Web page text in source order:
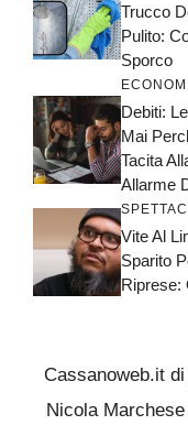
Trucco
Pulito:
Sporco
Debiti:
Mai
Tacita
Allarme
Vite Al
Sparito
Riprese:
Cassanoweb.it
Nicola